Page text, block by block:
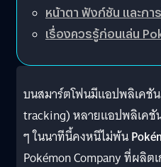
หน้าตา ฟังก์ชัน และกา
เรื่องควรรู้ก่อนเล่น
บนสมาร์ตโฟนมีแอปพลิเคชั
tracking) หลายแอปพลิเค
ๆ ในนาทีนี้คงหนีไม่พ้น
Pokémon Company ที่ผลิ